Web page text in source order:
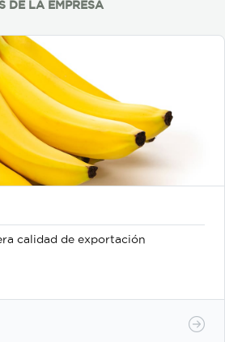
DE LA EMPRESA
calidad de exportación